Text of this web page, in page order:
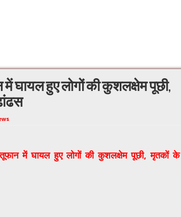
घायल हुए लोगों की कुशलक्षेम पूछी,
में घायल हुए लोगों की कुशलक्षेम पूछी, मृतकों के